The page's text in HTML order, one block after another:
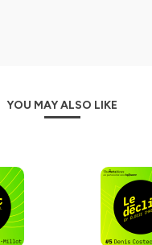
YOU MAY ALSO LIKE